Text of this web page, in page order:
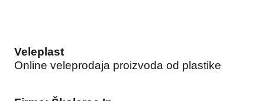
Veleplast
Online veleprodaja proizvoda od plastike